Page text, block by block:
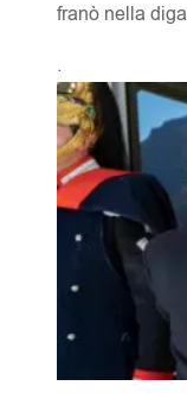
franò nella diga
.